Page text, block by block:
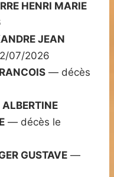
HENRI MARIE
JEAN
07/2026
— décès
ALBERTINE
— décès le
GUSTAVE —